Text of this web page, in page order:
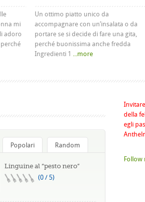
mi
adoro
Un ottimo piatto unico da
accompagnare con un’insalata o da
portare se si decide di fare una gita,
perché buonissima anche fredda
Ingredienti 1 ...more
Popolari Random
Linguine al “pesto nero”
(0 / 5)
della
egli
Follow